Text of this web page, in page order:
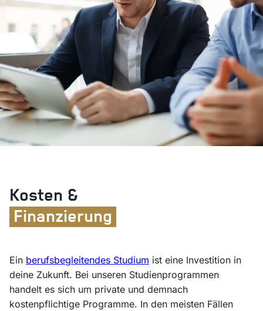
Kosten &
Finanzierung
Ein berufsbegleitendes Studium ist eine Investition in
deine Zukunft. Bei unseren Studienprogrammen
handelt es sich um private und demnach
kostenpflichtige Programme. In den meisten Fällen